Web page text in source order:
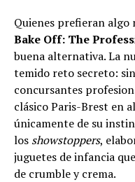
Quienes prefieran algo
Bake Off: The
buena alternativa. La
temido reto secreto:
concursantes
clásico Paris-Brest en
únicamente de su
los showstoppers,
juguetes de infancia
de crumble y crema.